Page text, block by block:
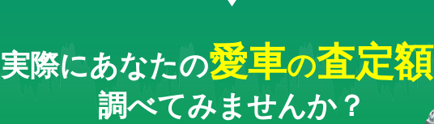
実際にあなたの愛車の査定額
調べてみませんか？